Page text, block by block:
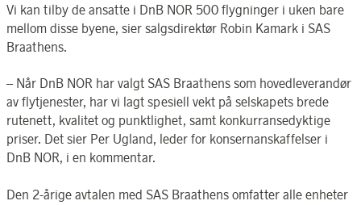
Vi kan tilby de ansatte i DnB NOR 500 flygninger i uken bare
mellom disse byene, sier salgsdirektør Robin Kamark i SAS
Braathens.
– Når DnB NOR har valgt SAS Braathens som hovedleverandør
av flytjenester, har vi lagt spesiell vekt på selskapets brede
rutenett, kvalitet og punktlighet, samt konkurransedyktige
priser. Det sier Per Ugland, leder for konsernanskaffelser i
DnB NOR, i en kommentar.
Den 2-årige avtalen med SAS Braathens omfatter alle enheter